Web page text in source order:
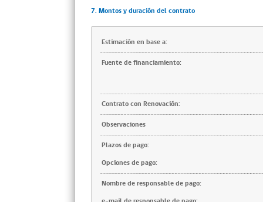
7. Montos y duración del contrato
Estimación en base a:
Fuente de financiamiento:
Contrato con Renovación:
Observaciones
Plazos de pago:
Opciones de pago:
Nombre de responsable de pago: